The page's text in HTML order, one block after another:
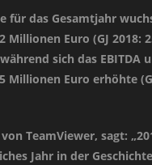
für das Gesamtjahr
Millionen Euro (GJ 2018:
sich das EBITDA
Millionen Euro erhöhte
TeamViewer, sagt:
Jahr in der